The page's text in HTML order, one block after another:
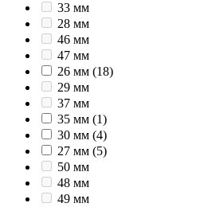
33 мм
28 мм
46 мм
47 мм
26 мм (18)
29 мм
37 мм
35 мм (1)
30 мм (4)
27 мм (5)
50 мм
48 мм
49 мм